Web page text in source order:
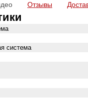
Отзывы
система